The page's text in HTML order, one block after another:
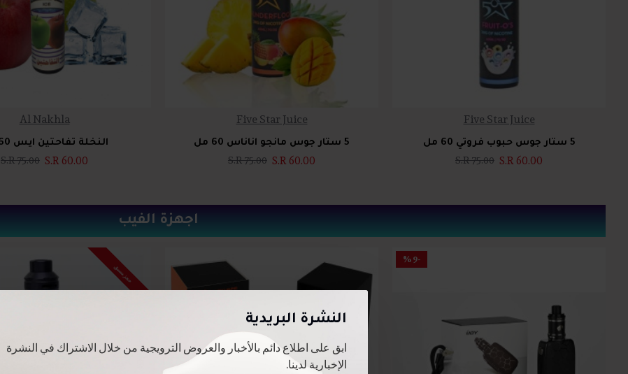
النشرة البريدية
ابق على اطلاع دائم بالأخبار والعروض الترويجية من خلال الاشتراك في النشرة
الإخبارية لدينا.
Five Star Juice
5 ستار جوس حبوب فروتي 60 مل
S.R 60.00
S.R 75.00
Five Star Juice
5 ستار جوس مانجو اناناس 60 مل
S.R 60.00
S.R 75.00
Al Nakhla
النخلة تفاحتين ايس 60 مل
S.R 60.00
S.R 75.00
اجهزة الفيب
-9 %
حجز مسبق